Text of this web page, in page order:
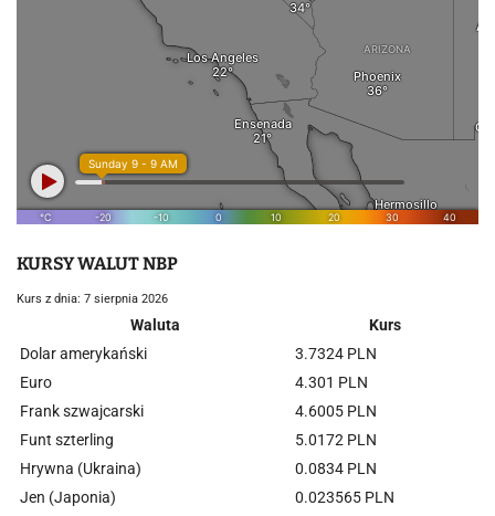
KURSY WALUT NBP
Kurs z dnia: 7 sierpnia 2026
Waluta
Kurs
Dolar amerykański
3.7324 PLN
Euro
4.301 PLN
Frank szwajcarski
4.6005 PLN
Funt szterling
5.0172 PLN
Hrywna (Ukraina)
0.0834 PLN
Jen (Japonia)
0.023565 PLN